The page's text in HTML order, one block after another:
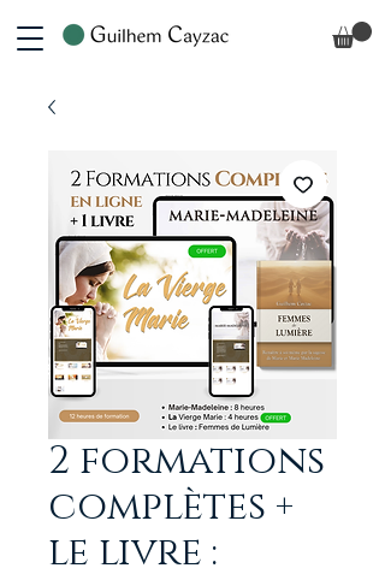
2 formations
complètes +
le livre :